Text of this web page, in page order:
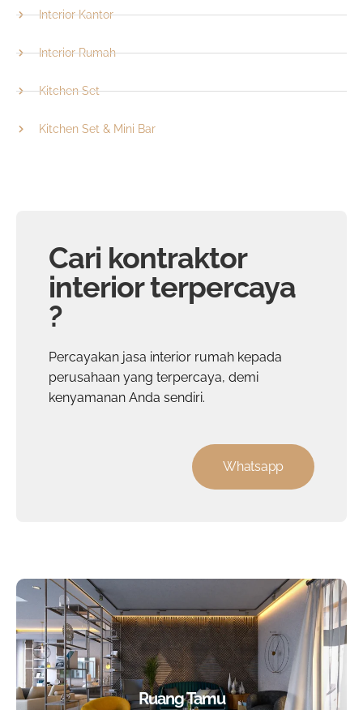
Interior Kantor
Interior Rumah
Kitchen Set
Kitchen Set & Mini Bar
Cari kontraktor
interior terpercaya
?
Percayakan jasa interior rumah kepada
perusahaan yang terpercaya, demi
kenyamanan Anda sendiri.
Whatsapp
Ruang Tamu